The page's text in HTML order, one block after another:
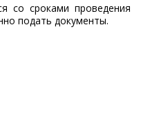
со сроками проведения
подать документы.